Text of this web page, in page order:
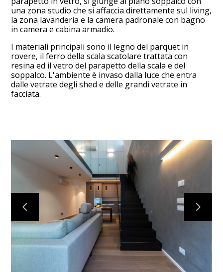
CHI SIAMO
PROGETTI
una zona studio che si affaccia direttamente sul living,
la zona lavanderia e la camera padronale con bagno
in camera e cabina armadio.
I materiali principali sono il legno del parquet in
rovere, il ferro della scala scatolare trattata con
resina ed il vetro del parapetto della scala e del
soppalco. L'ambiente è invaso dalla luce che entra
dalle vetrate degli shed e delle grandi vetrate in
facciata.